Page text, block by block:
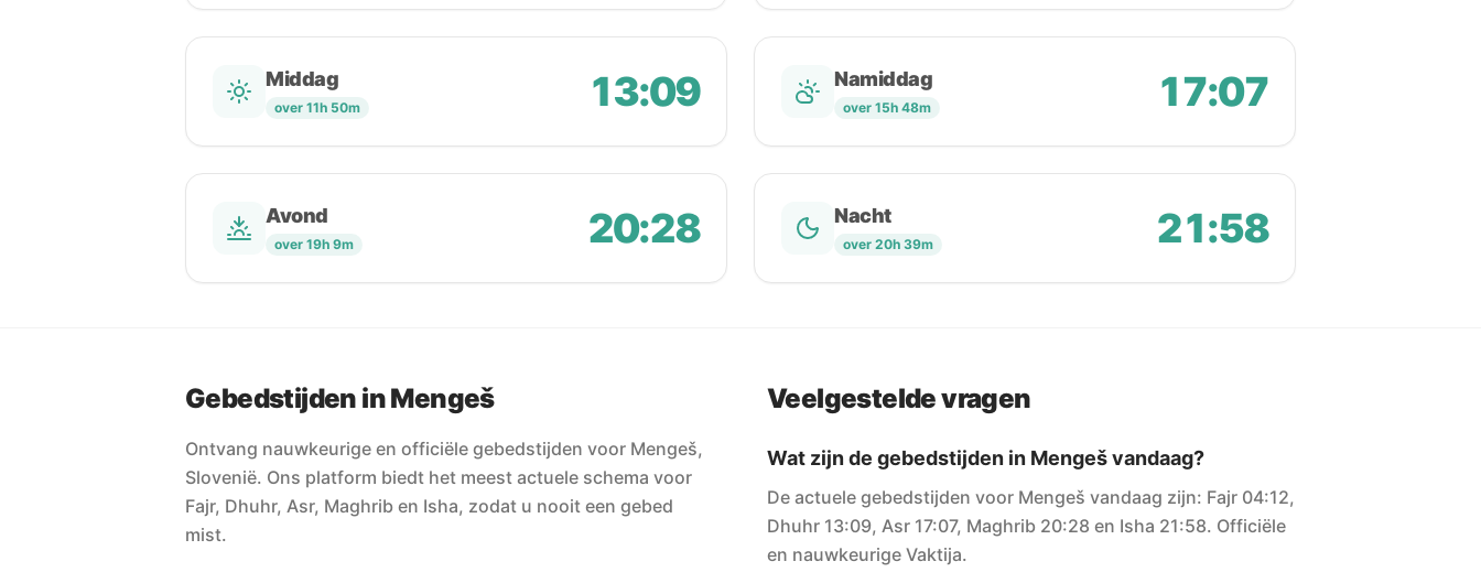
Middag
over 11h 50m 13:09 Namiddag
over 15h 48m 17:07
Avond
over 19h 9m 20:28 Nacht
over 20h 39m 21:58
Gebedstijden in Mengeš
Ontvang nauwkeurige en officiële gebedstijden voor Mengeš,
Slovenië. Ons platform biedt het meest actuele schema voor
Fajr, Dhuhr, Asr, Maghrib en Isha, zodat u nooit een gebed
mist.
Veelgestelde vragen
Wat zijn de gebedstijden in Mengeš vandaag?
De actuele gebedstijden voor Mengeš vandaag zijn: Fajr 04:12,
Dhuhr 13:09, Asr 17:07, Maghrib 20:28 en Isha 21:58. Officiële
en nauwkeurige Vaktija.